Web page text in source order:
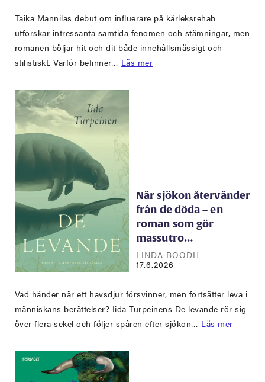
Taika Mannilas debut om influerare på kärleksrehab
utforskar intressanta samtida fenomen och stämningar, men
romanen böljar hit och dit både innehållsmässigt och
stilistiskt. Varför befinner… Läs mer
När sjökon återvänder
från de döda – en
roman som gör
massutro…
LINDA BOODH
17.6.2026
Vad händer när ett havsdjur försvinner, men fortsätter leva i
människans berättelser? Iida Turpeinens De levande rör sig
över flera sekel och följer spåren efter sjökon… Läs mer